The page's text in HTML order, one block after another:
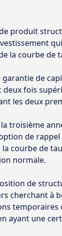
produit
la courbe de
de
deux fois
les deux
troisième
de rappel
la courbe de
normale.
de
cherchant à
temporaires
ayant une